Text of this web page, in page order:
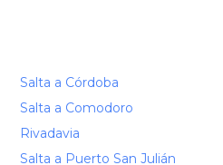
Salta a Córdoba
Salta a Comodoro
Rivadavia
Salta a Puerto San Julián